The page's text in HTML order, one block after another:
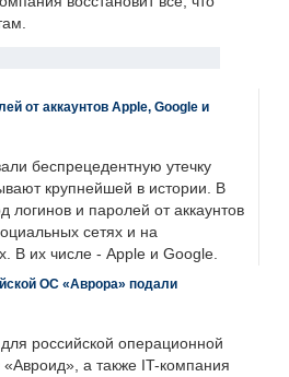
от аккаунтов Apple, Google и
беспрецедентную утечку
крупнейшей в истории. В
логинов и паролей от аккаунтов
сетях и на
В их числе - Apple и Google.
ОС «Аврора» подали
российской операционной
а также IT-компания